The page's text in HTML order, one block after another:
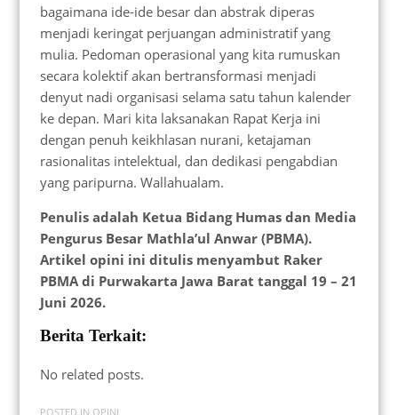
bagaimana ide-ide besar dan abstrak diperas
menjadi keringat perjuangan administratif yang
mulia. Pedoman operasional yang kita rumuskan
secara kolektif akan bertransformasi menjadi
denyut nadi organisasi selama satu tahun kalender
ke depan. Mari kita laksanakan Rapat Kerja ini
dengan penuh keikhlasan nurani, ketajaman
rasionalitas intelektual, dan dedikasi pengabdian
yang paripurna. Wallahualam.
Penulis adalah Ketua Bidang Humas dan Media
Pengurus Besar Mathla’ul Anwar (PBMA).
Artikel opini ini ditulis menyambut Raker
PBMA di Purwakarta Jawa Barat tanggal 19 – 21
Juni 2026.
Berita Terkait:
No related posts.
POSTED IN OPINI